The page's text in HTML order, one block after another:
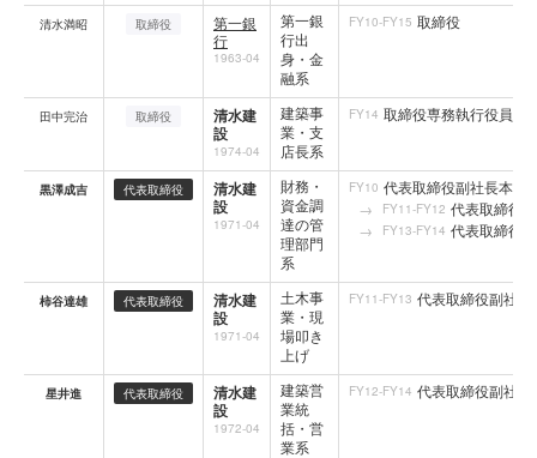
清水満昭 取締役
第一銀
行
1963-04
第一銀
行出
身・金
融系
FY10-FY15 取締役
田中完治 取締役
清水建
設
1974-04
建築事
業・支
店長系
FY14 取締役専務執行役員関
黒澤成吉 代表取締役
清水建
設
1971-04
財務・
資金調
達の管
理部門
系
FY10 代表取締役副社長本社
FY11-FY12 代表取締役
FY13-FY14 代表取締役
柿谷達雄 代表取締役
清水建
設
1971-04
土木事
業・現
場叩き
上げ
FY11-FY13 代表取締役副社
星井進 代表取締役
清水建
設
1972-04
建築営
業統
括・営
業系
FY12-FY14 代表取締役副社長